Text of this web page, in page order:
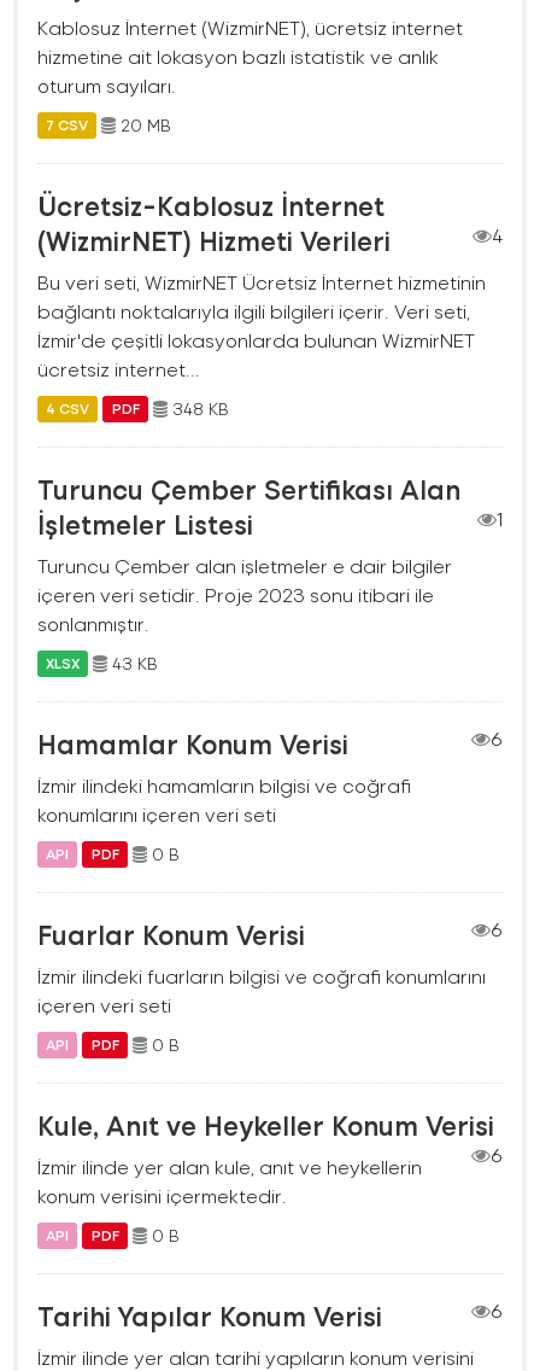
Kablosuz İnternet (WizmirNET), ücretsiz internet
hizmetine ait lokasyon bazlı istatistik ve anlık
oturum sayıları.
7 CSV 20 MB
Ücretsiz-Kablosuz İnternet
(WizmirNET) Hizmeti Verileri
4
Bu veri seti, WizmirNET Ücretsiz İnternet hizmetinin
bağlantı noktalarıyla ilgili bilgileri içerir. Veri seti,
İzmir'de çeşitli lokasyonlarda bulunan WizmirNET
ücretsiz internet...
4 CSV PDF 348 KB
Turuncu Çember Sertifikası Alan
İşletmeler Listesi
1
Turuncu Çember alan işletmeler e dair bilgiler
içeren veri setidir. Proje 2023 sonu itibari ile
sonlanmıştır.
XLSX 43 KB
Hamamlar Konum Verisi
6
İzmir ilindeki hamamların bilgisi ve coğrafi
konumlarını içeren veri seti
API PDF 0 B
Fuarlar Konum Verisi
6
İzmir ilindeki fuarların bilgisi ve coğrafi konumlarını
içeren veri seti
API PDF 0 B
Kule, Anıt ve Heykeller Konum Verisi
6
İzmir ilinde yer alan kule, anıt ve heykellerin
konum verisini içermektedir.
API PDF 0 B
Tarihi Yapılar Konum Verisi
6
İzmir ilinde yer alan tarihi yapıların konum verisini